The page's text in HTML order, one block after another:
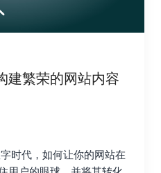
的相关性等进行分类。 清
解数据的结构，为后续的
来，你需要分析不同类型
，例如，来自高权重、
来了更多的推荐流量？包
提升了网站在搜索引擎结
体平台的链接是否带来
指标就像一个仪表盘，可
接建设策略真正有效，哪
中学习他们的成功经验，
策略。更重要的是，你可
效的链接建设策略，可
你的网站排名。通过深入
以了解他们的优势和劣
建设策略，从而在竞争
：精准定位，事半功倍
关键词的搜索量、竞争程
出，最终实现业务的蓬勃
小语种搜索引擎优化的奇
擎优化的挑战与机遇：扬
际市场时，小语种搜索引
头。它不像英语搜索引擎
。与主流语言英语相
着诸多挑战，例如西班
每一个语种都有其独特的
索引擎优化策略的制定更
建繁荣的网站内容
时代，如何让你的网站在